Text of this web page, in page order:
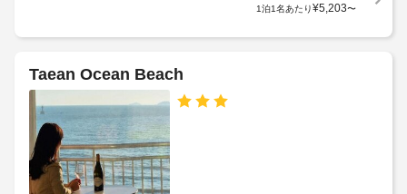
車
子
対
応
な
し
ゲ
ス
が
か
1泊1名あたり¥5,203〜
Taean Ocean Beach